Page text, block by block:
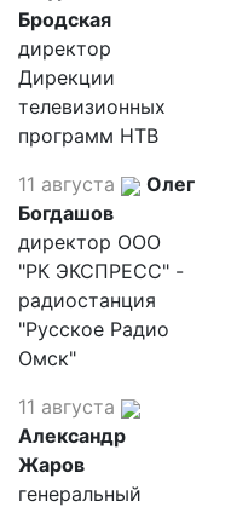
Бродская
директор
Дирекции
телевизионных
программ НТВ
11 августа
Олег
Богдашов
директор ООО
"РК ЭКСПРЕСС" -
радиостанция
"Русское Радио
Омск"
11 августа
Александр
Жаров
генеральный